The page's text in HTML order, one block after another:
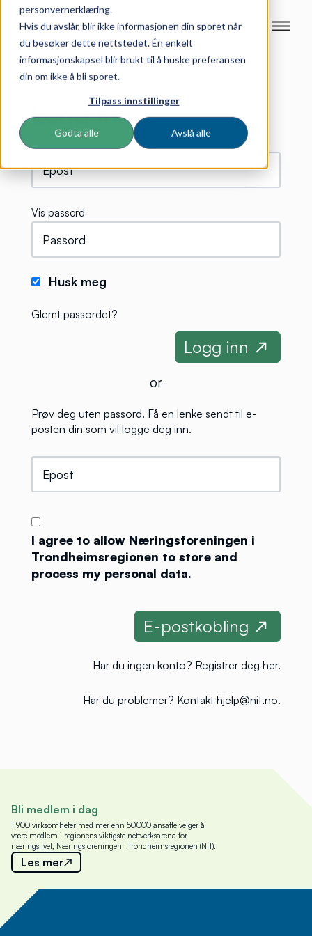
personvernerklæring.
Hvis du avslår, blir ikke informasjonen din sporet når
du besøker dette nettstedet. Én enkelt
informasjonskapsel blir brukt til å huske preferansen
din om ikke å bli sporet.
Tilpass innstillinger
Godta alle Avslå alle
Logg inn
Vis passord
Husk meg
Glemt passordet?
or
Prøv deg uten passord. Få en lenke sendt til e-
posten din som vil logge deg inn.
I agree to allow Næringsforeningen i
Trondheimsregionen to store and
process my personal data.
Har du ingen konto? Registrer deg her.
Har du problemer? Kontakt hjelp@nit.no.
Bli medlem i dag
1.900 virksomheter med mer enn 50.000 ansatte velger å
være medlem i regionens viktigste nettverksarena for
næringslivet, Næringsforeningen i Trondheimsregionen (NiT).
Les mer